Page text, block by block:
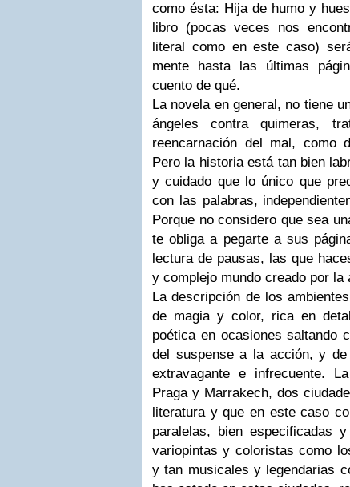
como ésta: Hija de humo y
libro (pocas veces nos
literal como en este caso)
mente hasta las últimas
cuento de qué.
La novela en general, no tiene
ángeles contra quimeras,
reencarnación del mal, como
Pero la historiaestá tan bien
y cuidado que lo único que
con las palabras,
Porque no considero que sea
te obliga a pegarte a sus
lectura de pausas, las que
y complejo mundo creado por la
La descripción de los
de magia y color, rica en
poéticaen ocasiones saltando
del suspense a la acción, y
extravagante e infrecuente.
Praga y Marrakech, dos
literatura y que en este caso
paralelas, bien especificadas
variopintas y coloristas como
y tan musicales y legendarias